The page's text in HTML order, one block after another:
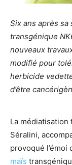
Six ans après
transgénique
nouveaux
modifié pour
herbicide
d’être
La
Séralini,
provoqué
maïs